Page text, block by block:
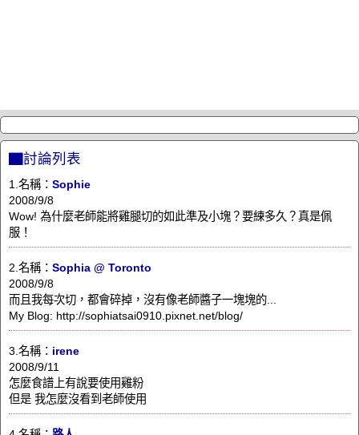
▇討論列表
1.名稱： Sophie
2008/9/8
Wow! 為什麼老師能將雞腿切的如此準及小塊？要練多久？真是佩
服！
2.名稱： Sophia @ Toronto
2008/9/8
而且我每次切，都會碎掉，沒有像老師醬子一塊塊的...
My Blog: http://sophiatsai0910.pixnet.net/blog/
3.名稱： irene
2008/9/11
怎麼食譜上有說要使用雞粉
但是 我怎麼沒看到老師使用